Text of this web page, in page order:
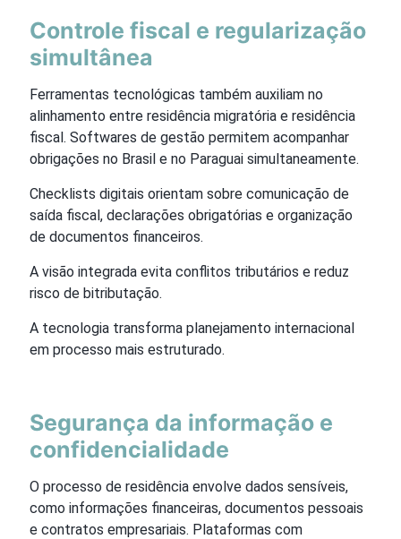
Controle fiscal e regularização
simultânea
Ferramentas tecnológicas também auxiliam no
alinhamento entre residência migratória e residência
fiscal. Softwares de gestão permitem acompanhar
obrigações no Brasil e no Paraguai simultaneamente.
Checklists digitais orientam sobre comunicação de
saída fiscal, declarações obrigatórias e organização
de documentos financeiros.
A visão integrada evita conflitos tributários e reduz
risco de bitributação.
A tecnologia transforma planejamento internacional
em processo mais estruturado.
Segurança da informação e
confidencialidade
O processo de residência envolve dados sensíveis,
como informações financeiras, documentos pessoais
e contratos empresariais. Plataformas com